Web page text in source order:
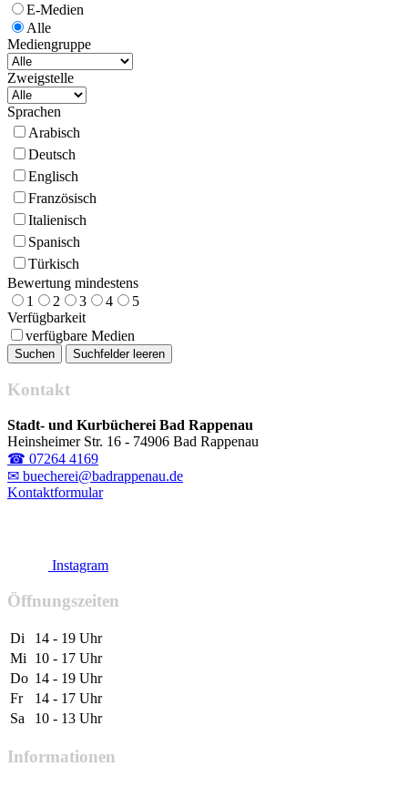
E-Medien
Alle
Mediengruppe
Zweigstelle
Sprachen
Arabisch
Deutsch
Englisch
Französisch
Italienisch
Spanisch
Türkisch
Bewertung mindestens
1
2 3 4
5
Verfügbarkeit
verfügbare Medien
Kontakt
Stadt- und Kurbücherei Bad Rappenau
Heinsheimer Str. 16 - 74906 Bad Rappenau
☎ 07264 4169
✉ buecherei@badrappenau.de
Kontaktformular
Instagram
Öffnungszeiten
Di
14 - 19 Uhr
Mi
10 - 17 Uhr
Do 14 - 19 Uhr
Fr
14 - 17 Uhr
Sa
10 - 13 Uhr
Informationen